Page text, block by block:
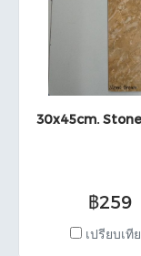
30x45cm.
฿259
เปรียบเที